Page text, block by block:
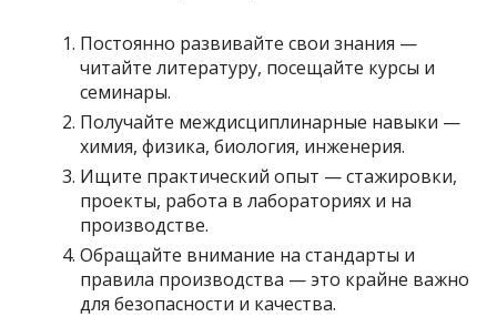
Постоянно развивайте свои знания —
читайте литературу, посещайте курсы и
семинары.
Получайте междисциплинарные навыки —
химия, физика, биология, инженерия.
Ищите практический опыт — стажировки,
проекты, работа в лабораториях и на
производстве.
Обращайте внимание на стандарты и
правила производства — это крайне важно
для безопасности и качества.